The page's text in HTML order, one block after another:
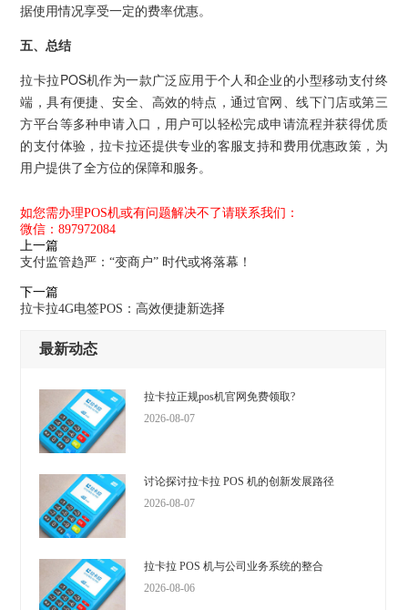
据使用情况享受一定的费率优惠。
五、总结
拉卡拉POS机作为一款广泛应用于个人和企业的小型移动支付终
端，具有便捷、安全、高效的特点，通过官网、线下门店或第三
方平台等多种申请入口，用户可以轻松完成申请流程并获得优质
的支付体验，拉卡拉还提供专业的客服支持和费用优惠政策，为
用户提供了全方位的保障和服务。
如您需办理POS机或有问题解决不了请联系我们：
微信：897972084
上一篇
支付监管趋严：“变商户” 时代或将落幕！
下一篇
拉卡拉4G电签POS：高效便捷新选择
最新动态
拉卡拉正规pos机官网免费领取?
2026-08-07
讨论探讨拉卡拉 POS 机的创新发展路径
2026-08-07
拉卡拉 POS 机与公司业务系统的整合
2026-08-06